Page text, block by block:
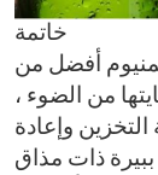
خاتمة
أفضل من
من الضوء ،
وإعادة
ذات مذاق